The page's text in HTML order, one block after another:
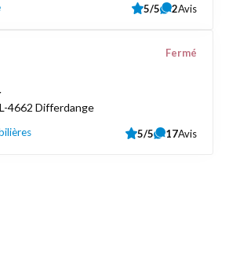
5/5 2Avis
4662 Differdange
Fermé
5/5 17Avis